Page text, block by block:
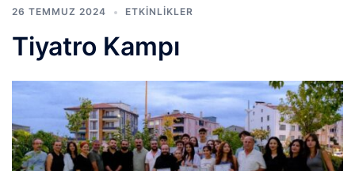
26 TEMMUZ 2024 ETKINLIKLER
Tiyatro Kampı